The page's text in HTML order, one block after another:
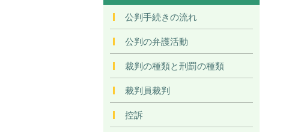
公判手続きの流れ
公判の弁護活動
裁判の種類と刑罰の種類
裁判員裁判
控訴